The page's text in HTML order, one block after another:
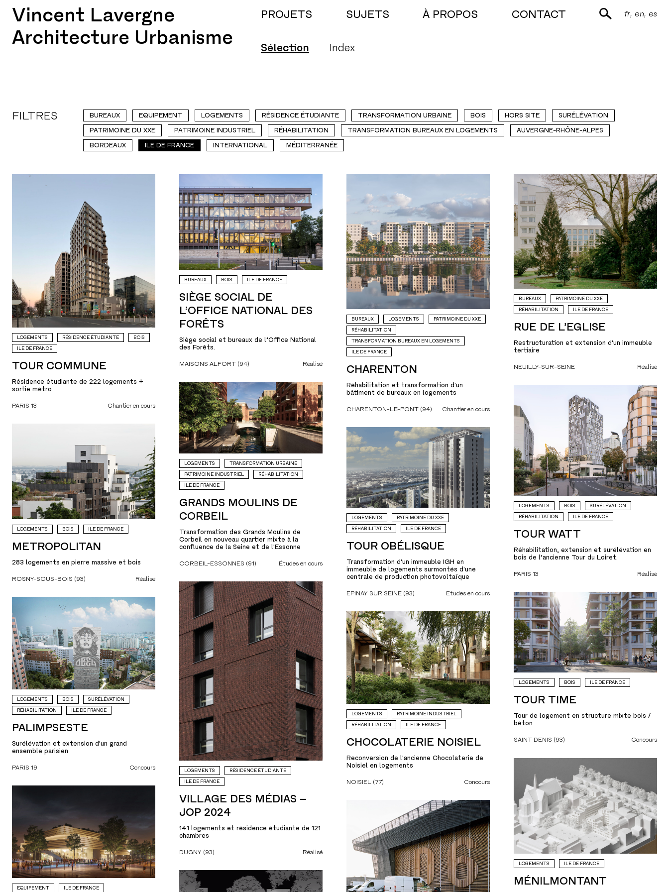
Vincent Lavergne
Architecture Urbanisme
PROJETS
Sélection Index
SUJETS À PROPOS CONTACT fr en es
FILTRES BUREAUX EQUIPEMENT LOGEMENTS RÉSIDENCE ÉTUDIANTE TRANSFORMATION URBAINE BOIS HORS SITE
SURÉLÉVATION
PATRIMOINE DU XXE
PATRIMOINE INDUSTRIEL RÉHABILITATION TRANSFORMATION BUREAUX EN LOGEMENTS
AUVERGNE-RHÔNE-ALPES
BORDEAUX
ILE DE FRANCE INTERNATIONAL MÉDITERRANÉE
LOGEMENTS RÉSIDENCE ÉTUDIANTE
BOIS
ILE DE FRANCE
TOUR COMMUNE
Résidence étudiante de 222 logements +
sortie métro
PARIS 13 Chantier en cours
BUREAUX BOIS ILE DE FRANCE
SIÈGE SOCIAL DE
L’OFFICE NATIONAL DES
FORÊTS
Siège social et bureaux de l’Office National
des Forêts.
MAISONS ALFORT (94) Réalisé
BUREAUX LOGEMENTS
PATRIMOINE DU XXE
RÉHABILITATION
TRANSFORMATION BUREAUX EN LOGEMENTS
ILE DE FRANCE
CHARENTON
Réhabilitation et transformation d'un
bâtiment de bureaux en logements
CHARENTON-LE-PONT (94) Chantier en cours
BUREAUX
PATRIMOINE DU XXE
RÉHABILITATION
ILE DE FRANCE
RUE DE L’EGLISE
Restructuration et extension d'un immeuble
tertiaire
NEUILLY-SUR-SEINE Réalisé
LOGEMENTS
TRANSFORMATION URBAINE
PATRIMOINE INDUSTRIEL
RÉHABILITATION
ILE DE FRANCE
GRANDS MOULINS DE
CORBEIL
Transformation des Grands Moulins de
Corbeil en nouveau quartier mixte à la
confluence de la Seine et de l'Essonne
CORBEIL-ESSONNES (91) Études en cours
LOGEMENTS BOIS
SURÉLÉVATION
RÉHABILITATION
ILE DE FRANCE
TOUR WATT
Réhabilitation, extension et surélévation en
bois de l’ancienne Tour du Loiret.
PARIS 13 Réalisé
LOGEMENTS BOIS ILE DE FRANCE
METROPOLITAN
283 logements en pierre massive et bois
ROSNY-SOUS-BOIS (93) Réalisé
LOGEMENTS
PATRIMOINE DU XXE
RÉHABILITATION
ILE DE FRANCE
TOUR OBÉLISQUE
Transformation d'un immeuble IGH en
immeuble de logements surmontés d'une
centrale de production photovoltaïque
EPINAY SUR SEINE (93) Etudes en cours
LOGEMENTS
RÉSIDENCE ÉTUDIANTE
ILE DE FRANCE
VILLAGE DES MÉDIAS –
JOP 2024
141 logements et résidence étudiante de 121
chambres
DUGNY (93) Réalisé
LOGEMENTS BOIS ILE DE FRANCE
TOUR TIME
Tour de logement en structure mixte bois /
béton
SAINT DENIS (93) Concours
LOGEMENTS BOIS
SURÉLÉVATION
RÉHABILITATION
ILE DE FRANCE
PALIMPSESTE
Surélévation et extension d'un grand
ensemble parisien
PARIS 19 Concours
LOGEMENTS
PATRIMOINE INDUSTRIEL
RÉHABILITATION
ILE DE FRANCE
CHOCOLATERIE NOISIEL
Reconversion de l'ancienne Chocolaterie de
Noisiel en logements
NOISIEL (77) Concours
LOGEMENTS ILE DE FRANCE
MÉNILMONTANT
EQUIPEMENT ILE DE FRANCE